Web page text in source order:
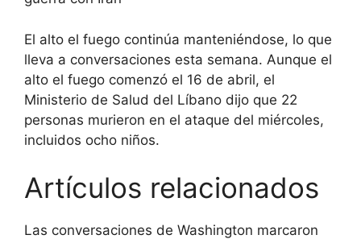
El alto el fuego continúa manteniéndose, lo que
lleva a conversaciones esta semana. Aunque el
alto el fuego comenzó el 16 de abril, el
Ministerio de Salud del Líbano dijo que 22
personas murieron en el ataque del miércoles,
incluidos ocho niños.
Artículos relacionados
Las conversaciones de Washington marcaron